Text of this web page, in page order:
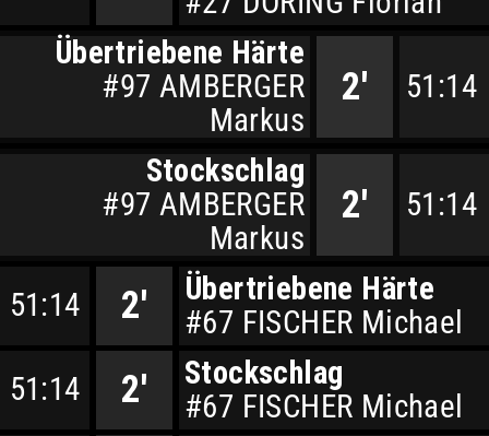
51:14
2'
Übertriebene Härte
#97 AMBERGER
Markus
51:14
2'
Stockschlag
#97 AMBERGER
Markus
51:14
2'
Übertriebene Härte
#67 FISCHER Michael
51:14
2'
Stockschlag
#67 FISCHER Michael